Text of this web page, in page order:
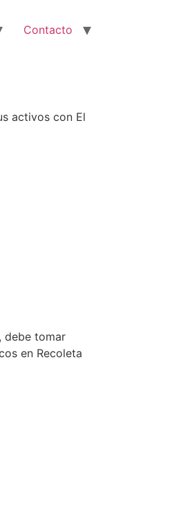
Contacto
activos con El
debe tomar
en Recoleta